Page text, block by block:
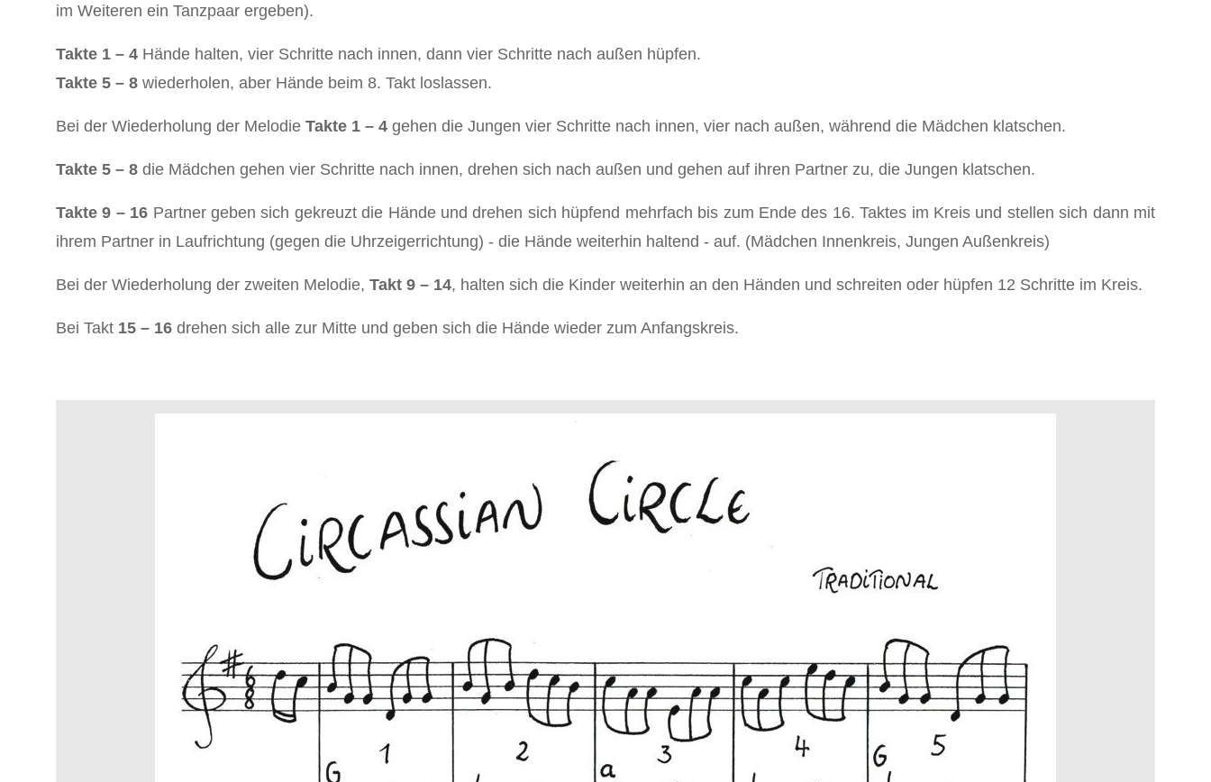
im Weiteren ein Tanzpaar ergeben).
Takte 1 – 4 Hände halten, vier Schritte nach innen, dann vier Schritte nach außen hüpfen.
Takte 5 – 8 wiederholen, aber Hände beim 8. Takt loslassen.
Bei der Wiederholung der Melodie Takte 1 – 4 gehen die Jungen vier Schritte nach innen, vier nach außen, während die Mädchen klatschen.
Takte 5 – 8 die Mädchen gehen vier Schritte nach innen, drehen sich nach außen und gehen auf ihren Partner zu, die Jungen klatschen.
Takte 9 – 16 Partner geben sich gekreuzt die Hände und drehen sich hüpfend mehrfach bis zum Ende des 16. Taktes im Kreis und stellen sich dann mit
ihrem Partner in Laufrichtung (gegen die Uhrzeigerrichtung) - die Hände weiterhin haltend - auf. (Mädchen Innenkreis, Jungen Außenkreis)
Bei der Wiederholung der zweiten Melodie, Takt 9 – 14, halten sich die Kinder weiterhin an den Händen und schreiten oder hüpfen 12 Schritte im Kreis.
Bei Takt 15 – 16 drehen sich alle zur Mitte und geben sich die Hände wieder zum Anfangskreis.